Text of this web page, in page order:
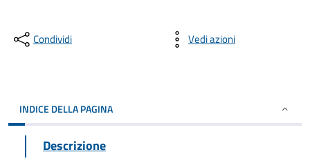
Condividi Vedi azioni
INDICE DELLA PAGINA
Descrizione